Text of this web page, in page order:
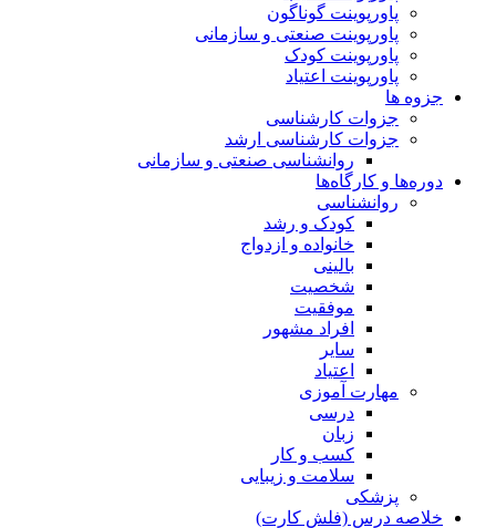
پاورپوینت گوناگون
پاورپوینت صنعتی و سازمانی
پاورپوینت کودک
پاورپوینت اعتیاد
جزوه ها
جزوات کارشناسی
جزوات کارشناسی ارشد
روانشناسی صنعتی و سازمانی
دوره‌ها و کارگاه‌ها
روانشناسی
کودک و رشد
خانواده و ازدواج
بالینی
شخصیت
موفقیت
افراد مشهور
سایر
اعتیاد
مهارت آموزی
درسی
زبان
کسب و کار
سلامت و زیبایی
پزشکی
خلاصه درس (فلش کارت)